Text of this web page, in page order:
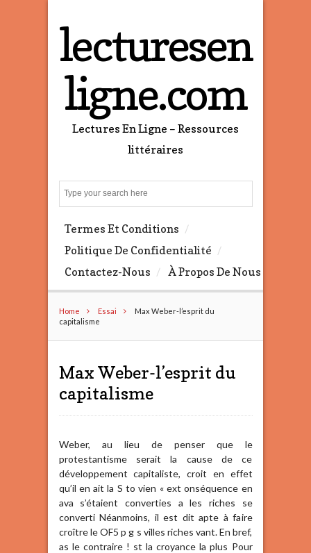
lecturesen
ligne.com
Lectures En Ligne – Ressources
littéraires
e
Termes Et Conditions
Politique De Confidentialité
Contactez-Nous
À Propos De Nous
Home Essai
Max Weber-l’esprit du
capitalisme
Max Weber-l’esprit du
capitalisme
Weber, au lieu de penser que le
protestantisme serait la cause de ce
développement capitaliste, croit en effet
qu’il en ait la S to vien « ext onséquence en
ava s’étaient converties a les riches se
converti Néanmoins, il est dit apte à faire
croître le OF5 p g s villes riches vant. En bref,
as le contraire ! st la croyance la plus Pour